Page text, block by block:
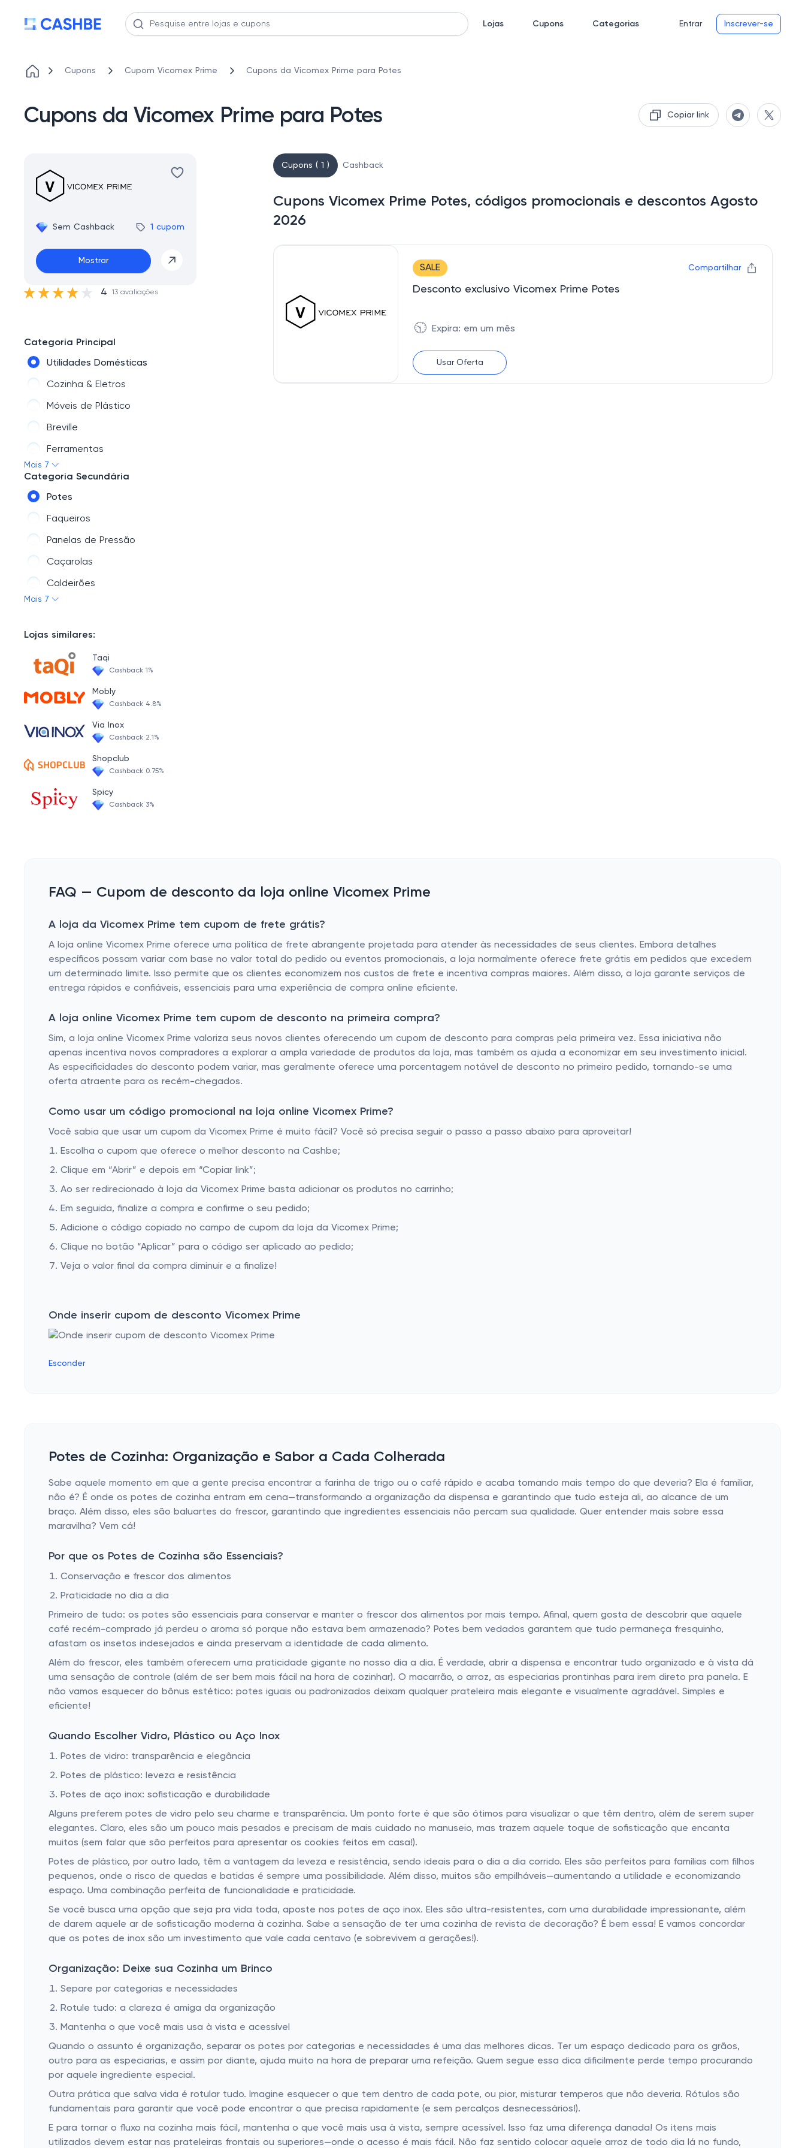
Lojas Cupons Categorias Entrar Inscrever-se
Cupons Cupom Vicomex Prime Cupons da Vicomex Prime para Potes
Cupons da Vicomex Prime para Potes Copiar link
Sem Cashback 1 cupom
Mostrar
4 13 avaliações
Categoria Principal
Utilidades Domésticas
Cozinha & Eletros
Móveis de Plástico
Breville
Ferramentas
Marmoraria
Móveis de Madeira
Mais 7
Categoria Secundária
Potes
Faqueiros
Panelas de Pressão
Caçarolas
Caldeirões
Mais 7
Lojas similares:
Taqi
Cashback 1%
Mobly
Cashback 4.8%
Via Inox
Cashback 2.1%
Shopclub
Cashback 0.75%
Spicy
Cashback 3%
Cupons ( 1 ) Cashback
Cupons Vicomex Prime Potes, códigos promocionais e descontos Agosto
2026
SALE Compartilhar
Desconto exclusivo Vicomex Prime Potes
🕥 Expira: em um mês
Usar Oferta
FAQ — Cupom de desconto da loja online Vicomex Prime
A loja da Vicomex Prime tem cupom de frete grátis?
A loja online Vicomex Prime oferece uma política de frete abrangente projetada para atender às necessidades de seus clientes. Embora detalhes
específicos possam variar com base no valor total do pedido ou eventos promocionais, a loja normalmente oferece frete grátis em pedidos que excedem
um determinado limite. Isso permite que os clientes economizem nos custos de frete e incentiva compras maiores. Além disso, a loja garante serviços de
entrega rápidos e confiáveis, essenciais para uma experiência de compra online eficiente.
A loja online Vicomex Prime tem cupom de desconto na primeira compra?
Sim, a loja online Vicomex Prime valoriza seus novos clientes oferecendo um cupom de desconto para compras pela primeira vez. Essa iniciativa não
apenas incentiva novos compradores a explorar a ampla variedade de produtos da loja, mas também os ajuda a economizar em seu investimento inicial.
As especificidades do desconto podem variar, mas geralmente oferece uma porcentagem notável de desconto no primeiro pedido, tornando-se uma
oferta atraente para os recém-chegados.
Como usar um código promocional na loja online Vicomex Prime?
Você sabia que usar um cupom da Vicomex Prime é muito fácil? Você só precisa seguir o passo a passo abaixo para aproveitar!
Escolha o cupom que oferece o melhor desconto na Cashbe;
Clique em “Abrir” e depois em “Copiar link”;
Ao ser redirecionado à loja da Vicomex Prime basta adicionar os produtos no carrinho;
Em seguida, finalize a compra e confirme o seu pedido;
Adicione o código copiado no campo de cupom da loja da Vicomex Prime;
Clique no botão “Aplicar” para o código ser aplicado ao pedido;
Veja o valor final da compra diminuir e a finalize!
Onde inserir cupom de desconto Vicomex Prime
Esconder
Potes de Cozinha: Organização e Sabor a Cada Colherada
Sabe aquele momento em que a gente precisa encontrar a farinha de trigo ou o café rápido e acaba tomando mais tempo do que deveria? Ela é familiar,
não é? É onde os potes de cozinha entram em cena—transformando a organização da dispensa e garantindo que tudo esteja ali, ao alcance de um
braço. Além disso, eles são baluartes do frescor, garantindo que ingredientes essenciais não percam sua qualidade. Quer entender mais sobre essa
maravilha? Vem cá!
Por que os Potes de Cozinha são Essenciais?
Conservação e frescor dos alimentos
Praticidade no dia a dia
Primeiro de tudo: os potes são essenciais para conservar e manter o frescor dos alimentos por mais tempo. Afinal, quem gosta de descobrir que aquele
café recém-comprado já perdeu o aroma só porque não estava bem armazenado? Potes bem vedados garantem que tudo permaneça fresquinho,
afastam os insetos indesejados e ainda preservam a identidade de cada alimento.
Além do frescor, eles também oferecem uma praticidade gigante no nosso dia a dia. É verdade, abrir a dispensa e encontrar tudo organizado e à vista dá
uma sensação de controle (além de ser bem mais fácil na hora de cozinhar). O macarrão, o arroz, as especiarias prontinhas para irem direto pra panela. E
não vamos esquecer do bônus estético: potes iguais ou padronizados deixam qualquer prateleira mais elegante e visualmente agradável. Simples e
eficiente!
Quando Escolher Vidro, Plástico ou Aço Inox
Potes de vidro: transparência e elegância
Potes de plástico: leveza e resistência
Potes de aço inox: sofisticação e durabilidade
Alguns preferem potes de vidro pelo seu charme e transparência. Um ponto forte é que são ótimos para visualizar o que têm dentro, além de serem super
elegantes. Claro, eles são um pouco mais pesados e precisam de mais cuidado no manuseio, mas trazem aquele toque de sofisticação que encanta
muitos (sem falar que são perfeitos para apresentar os cookies feitos em casa!).
Potes de plástico, por outro lado, têm a vantagem da leveza e resistência, sendo ideais para o dia a dia corrido. Eles são perfeitos para famílias com filhos
pequenos, onde o risco de quedas e batidas é sempre uma possibilidade. Além disso, muitos são empilháveis—aumentando a utilidade e economizando
espaço. Uma combinação perfeita de funcionalidade e praticidade.
Se você busca uma opção que seja pra vida toda, aposte nos potes de aço inox. Eles são ultra-resistentes, com uma durabilidade impressionante, além
de darem aquele ar de sofisticação moderna à cozinha. Sabe a sensação de ter uma cozinha de revista de decoração? É bem essa! E vamos concordar
que os potes de inox são um investimento que vale cada centavo (e sobrevivem a gerações!).
Organização: Deixe sua Cozinha um Brinco
Separe por categorias e necessidades
Rotule tudo: a clareza é amiga da organização
Mantenha o que você mais usa à vista e acessível
Quando o assunto é organização, separar os potes por categorias e necessidades é uma das melhores dicas. Ter um espaço dedicado para os grãos,
outro para as especiarias, e assim por diante, ajuda muito na hora de preparar uma refeição. Quem segue essa dica dificilmente perde tempo procurando
por aquele ingrediente especial.
Outra prática que salva vida é rotular tudo. Imagine esquecer o que tem dentro de cada pote, ou pior, misturar temperos que não deveria. Rótulos são
fundamentais para garantir que você pode encontrar o que precisa rapidamente (e sem percalços desnecessários!).
E para tornar o fluxo na cozinha mais fácil, mantenha o que você mais usa à vista, sempre acessível. Isso faz uma diferença danada! Os itens mais
utilizados devem estar nas prateleiras frontais ou superiores—onde o acesso é mais fácil. Não faz sentido colocar aquele arroz de todo dia lá no fundo,